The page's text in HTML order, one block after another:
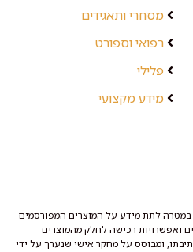
מסחרי ותאגידים
רפואי וספורט
פלילי
מידע מקצועי
במטרה לתת מידע על המוצרים המפורסמים
ואפשרויות רכישה לחלק מהמוצרים
ומבוסס על מחקר אישי שנערך על ידי